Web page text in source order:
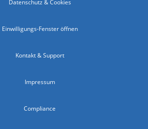
Datenschutz & Cookies
Einwilligungs-Fenster öffnen
Kontakt & Support
Impressum
Compliance